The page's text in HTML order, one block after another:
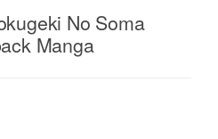
No Soma
Manga